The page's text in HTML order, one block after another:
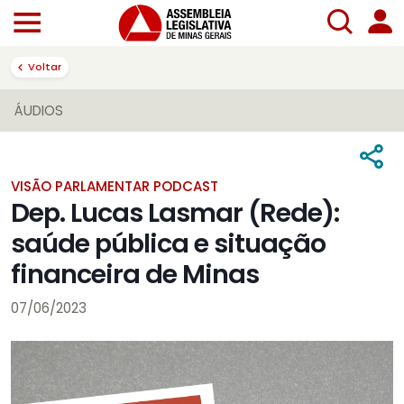
Voltar
ÁUDIOS
VISÃO PARLAMENTAR PODCAST
Dep. Lucas Lasmar (Rede):
saúde pública e situação
financeira de Minas
07/06/2023